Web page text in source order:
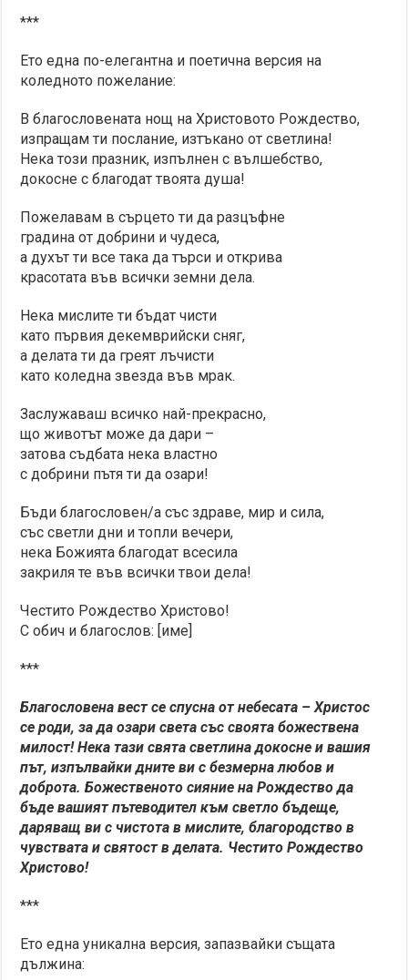
***
Ето една по-елегантна и поетична версия на
коледното пожелание:
В благословената нощ на Христовото Рождество,
изпращам ти послание, изтъкано от светлина!
Нека този празник, изпълнен с вълшебство,
докосне с благодат твоята душа!
Пожелавам в сърцето ти да разцъфне
градина от добрини и чудеса,
а духът ти все така да търси и открива
красотата във всички земни дела.
Нека мислите ти бъдат чисти
като първия декемврийски сняг,
а делата ти да греят лъчисти
като коледна звезда във мрак.
Заслужаваш всичко най-прекрасно,
що животът може да дари –
затова съдбата нека властно
с добрини пътя ти да озари!
Бъди благословен/а със здраве, мир и сила,
със светли дни и топли вечери,
нека Божията благодат всесила
закриля те във всички твои дела!
Честито Рождество Христово!
С обич и благослов: [име]
***
Благословена вест се спусна от небесата – Христос
се роди, за да озари света със своята божествена
милост! Нека тази свята светлина докосне и вашия
път, изпълвайки дните ви с безмерна любов и
доброта. Божественото сияние на Рождество да
бъде вашият пътеводител към светло бъдеще,
даряващ ви с чистота в мислите, благородство в
чувствата и святост в делата. Честито Рождество
Христово!
***
Ето една уникална версия, запазвайки същата
дължина: